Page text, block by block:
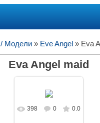
Модели » Eve Angel » Eva
Eva Angel maid
В реальном
398 0 0.0